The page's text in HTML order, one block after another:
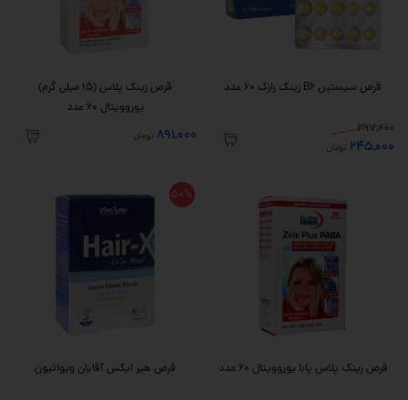
قرص سیستین B6 زینک رازک ۶۰ عدد
297,000
245,000 تومان
قرص زینک پلاس (15 میلی گرم)
یوروویتال ۶۰ عدد
891,000 تومان
قرص زینک پلاس پابا یوروویتال 60 عدد
50%
قرص هیر ایکس آقایان ویواتیون